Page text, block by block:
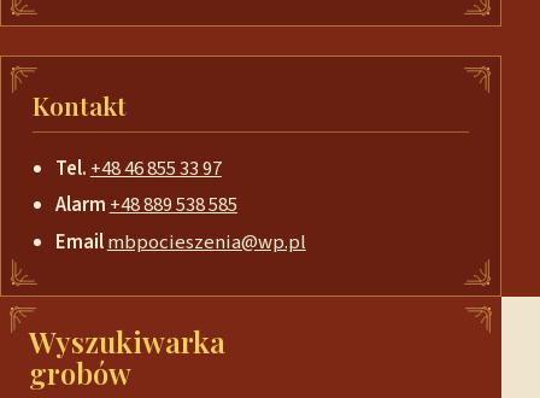
Kontakt
Tel. +48 46 855 33 97
Alarm+48 889 538 585
Emailmbpocieszenia@wp.pl
Wyszukiwarka
grobów